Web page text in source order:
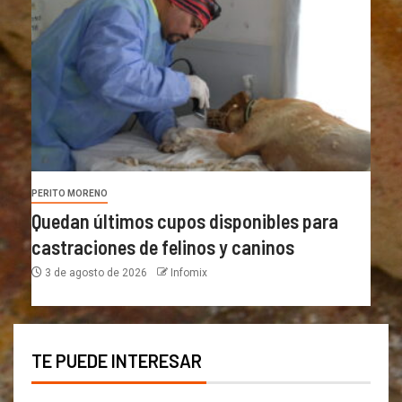
PERITO MORENO
Quedan últimos cupos disponibles para
castraciones de felinos y caninos
3 de agosto de 2026 Infomix
TE PUEDE INTERESAR